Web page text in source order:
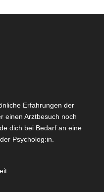
Erfahrungen der
einen Arztbesuch noch
dich bei Bedarf an eine
Psycholog:in.